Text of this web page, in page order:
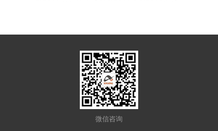
微信咨询